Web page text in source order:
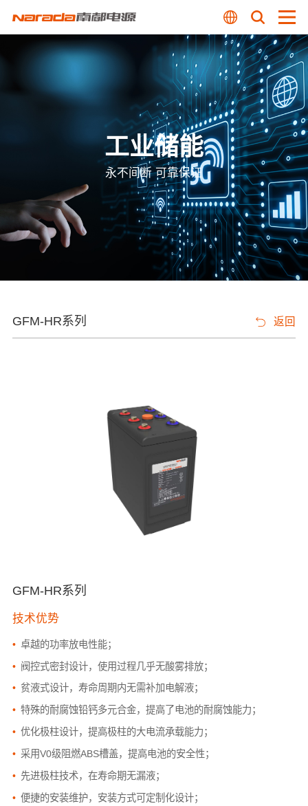
工业储能
永不间断 可靠保证
GFM-HR系列 返回
GFM-HR系列
技术优势
• 卓越的功率放电性能；
• 阀控式密封设计，使用过程几乎无酸雾排放；
• 贫液式设计，寿命周期内无需补加电解液；
• 特殊的耐腐蚀铅钙多元合金，提高了电池的耐腐蚀能力；
• 优化极柱设计，提高极柱的大电流承载能力；
• 采用V0级阻燃ABS槽盖，提高电池的安全性；
• 先进极柱技术，在寿命期无漏液；
• 便捷的安装维护，安装方式可定制化设计；